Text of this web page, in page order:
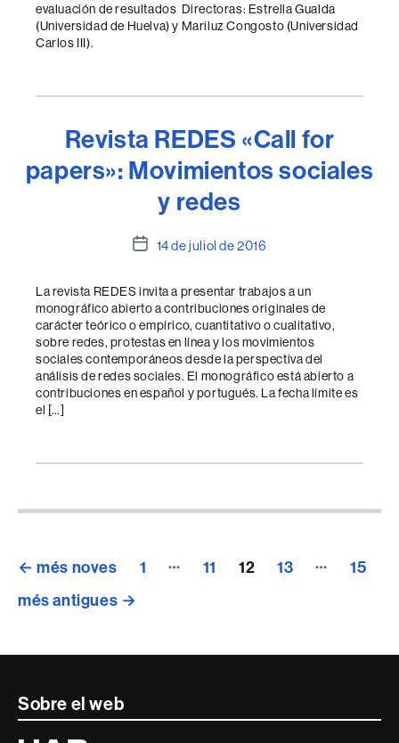
evaluación de resultados Directoras: Estrella Gualda
(Universidad de Huelva) y Mariluz Congosto (Universidad
Carlos III).
Revista REDES «Call for
papers»: Movimientos sociales
y redes
Data
l'entrada
14 de juliol de 2016
La revista REDES invita a presentar trabajos a un
monográfico abierto a contribuciones originales de
carácter teórico o empírico, cuantitativo o cualitativo,
sobre redes, protestas en línea y los movimientos
sociales contemporáneos desde la perspectiva del
análisis de redes sociales. El monográfico está abierto a
contribuciones en español y portugués. La fecha límite es
el […]
Paginació
de
entrades
← més noves 1 … 11 12 13 …
15
més antigues →
Contacte
Sobre el web
Universitat